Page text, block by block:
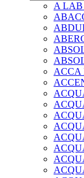
A LAB
ACCA